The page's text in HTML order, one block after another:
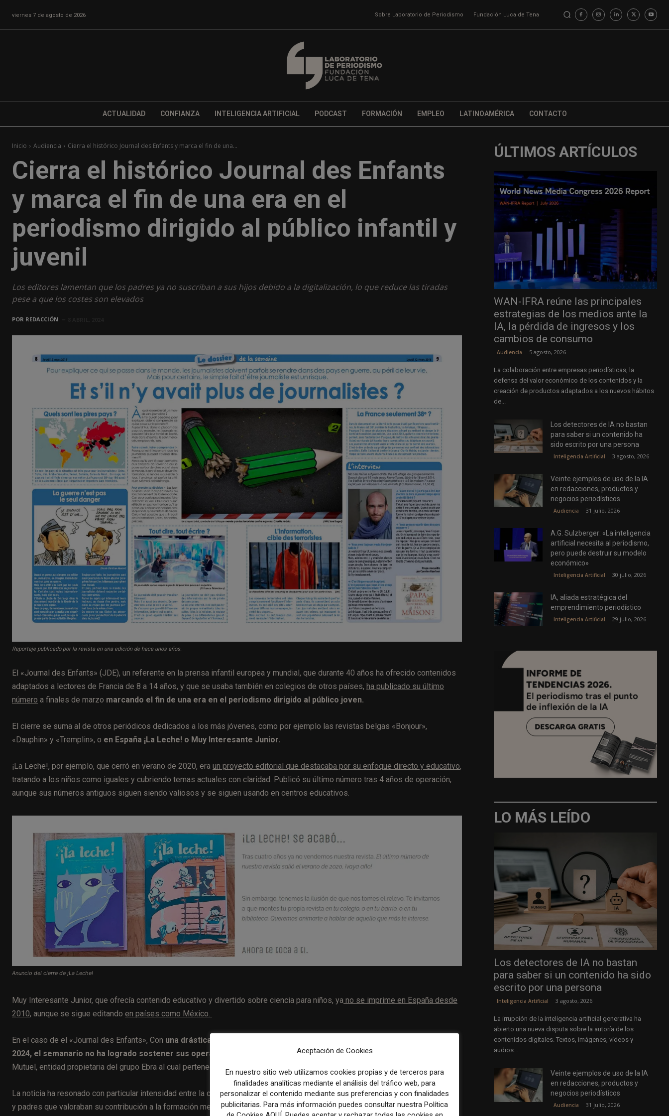
viernes 7 de agosto de 2026 Sobre Laboratorio de Periodismo Fundación Luca de Tena
ACTUALIDAD CONFIANZA INTELIGENCIA ARTIFICIAL PODCAST FORMACIÓN EMPLEO LATINOAMÉRICA CONTACTO
Inicio Audiencia Cierra el histórico Journal des Enfants y marca el fin de una...
Cierra el histórico Journal des Enfants
y marca el fin de una era en el
periodismo dirigido al público infantil y
juvenil
Los editores lamentan que los padres ya no suscriban a sus hijos debido a la digitalización, lo que reduce las tiradas
pese a que los costes son elevados
POR REDACCIÓN
Reportaje publicado por la revista en una edición de hace unos años.
El «Journal des Enfants» (JDE), un referente en la prensa infantil europea y mundial, que durante 40 años ha ofrecido contenidos
adaptados a lectores de Francia de 8 a 14 años, y que se usaba también en colegios de otros países, ha publicado su último
número a finales de marzo marcando el fin de una era en el periodismo dirigido al público joven.
El cierre se suma al de otros periódicos dedicados a los más jóvenes, como por ejemplo las revistas belgas «Bonjour»,
«Dauphin» y «Tremplin», o en España ¡La Leche! o Muy Interesante Junior.
¡La Leche!, por ejemplo, que cerró en verano de 2020, era un proyecto editorial que destacaba por su enfoque directo y educativo,
tratando a los niños como iguales y cubriendo temas actuales con claridad. Publicó su último número tras 4 años de operación,
aunque sus números antiguos siguen siendo valiosos y se siguen usando en centros educativos.
Anuncio del cierre de ¡La Leche!
Muy Interesante Junior, que ofrecía contenido educativo y divertido sobre ciencia para niños, ya no se imprime en España desde
2010, aunque se sigue editando en países como México.
En el caso de el «Journal des Enfants», Con una drástica caída de suscriptores, de 150.000 en 1993 a apenas 7.000 en
2024, el semanario no ha logrado sostener sus operaciones debido a los insuficientes ingresos,
Mutuel, entidad propietaria del grupo Ebra al cual pertenece el JDE, a cesar su publicación.
La noticia ha resonado con particular intensidad entre la comunidad que creció leyendo el semanario, así como entre educadores
y padres que valoraban su contribución a la formación mediática de los jóvenes.
ÚLTIMOS ARTÍCULOS
WAN-IFRA reúne las principales
estrategias de los medios ante la
IA, la pérdida de ingresos y los
cambios de consumo
Audiencia 5 agosto, 2026
La colaboración entre empresas periodísticas, la
defensa del valor económico de los contenidos y la
creación de productos adaptados a los nuevos hábitos
de...
Los detectores de IA no bastan
para saber si un contenido ha
sido escrito por una persona
Inteligencia Artificial 3 agosto, 2026
Veinte ejemplos de uso de la IA
en redacciones, productos y
negocios periodísticos
Audiencia 31 julio, 2026
A.G. Sulzberger: «La inteligencia
artificial necesita al periodismo,
pero puede destruir su modelo
económico»
Inteligencia Artificial 30 julio, 2026
IA, aliada estratégica del
emprendimiento periodístico
Inteligencia Artificial 29 julio, 2026
LO MÁS LEÍDO
Los detectores de IA no bastan
para saber si un contenido ha sido
escrito por una persona
Inteligencia Artificial 3 agosto, 2026
La irrupción de la inteligencia artificial generativa ha
abierto una nueva disputa sobre la autoría de los
contenidos digitales. Textos, imágenes, vídeos y
audios...
Veinte ejemplos de uso de la IA
en redacciones, productos y
negocios periodísticos
Audiencia 31 julio, 2026
Aceptación de Cookies
En nuestro sitio web utilizamos cookies propias y de terceros para
finalidades analíticas mediante el análisis del tráfico web, para
personalizar el contenido mediante sus preferencias y con finalidades
publicitarias. Para más información puedes consultar nuestra Política